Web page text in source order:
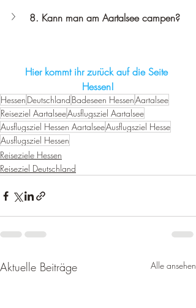
8. Kann man am Aartalsee campen?
Hier kommt ihr zurück auf die Seite
Hessen!
Hessen Deutschland Badeseen HessenAartalsee
Reiseziel AartalseeAusflugsziel Aartalsee
Ausflugsziel Hessen AartalseeAusflugsziel Hesse
Ausflugsziel Hessen
Reiseziele Hessen
Reiseziel Deutschland
Aktuelle Beiträge Alle ansehen